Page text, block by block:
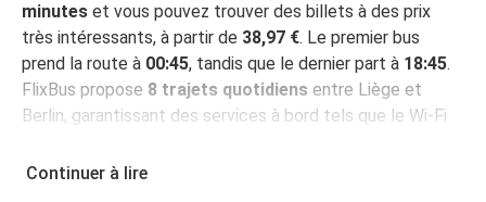
minutes et vous pouvez trouver des billets à des prix
très intéressants, à partir de 38,97 €. Le premier bus
prend la route à 00:45, tandis que le dernier part à 18:45.
FlixBus propose 8 trajets quotidiens entre Liège et
Berlin, garantissant des services à bord tels que le Wi-Fi
garanties pendant votre voyage.
Continuer à lire